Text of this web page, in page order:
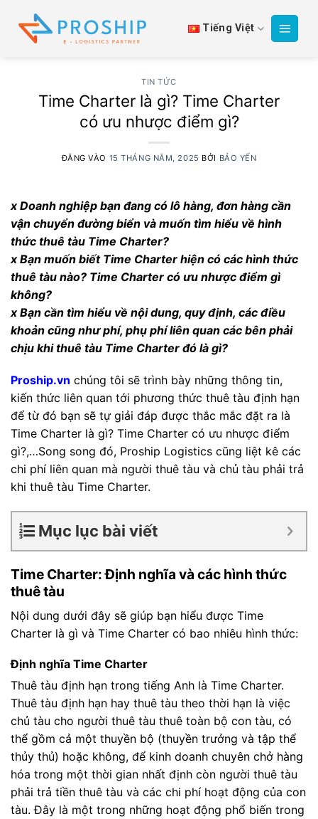
qua
Tiếng Việt
TIN TỨC
Time Charter là gì? Time Charter
có ưu nhược điểm gì?
ĐĂNG VÀO 15 THÁNG NĂM, 2025 BỞI BẢO YẾN
x Doanh nghiệp bạn đang có lô hàng, đơn hàng cần
vận chuyển đường biển và muốn tìm hiểu về hình
thức thuê tàu Time Charter?
x Bạn muốn biết Time Charter hiện có các hình thức
thuê tàu nào? Time Charter có ưu nhược điểm gì
không?
x Bạn cần tìm hiểu về nội dung, quy định, các điều
khoản cũng như phí, phụ phí liên quan các bên phải
chịu khi thuê tàu Time Charter đó là gì?
Proship.vn chúng tôi sẽ trình bày những thông tin,
kiến thức liên quan tới phương thức thuê tàu định hạn
để từ đó bạn sẽ tự giải đáp được thắc mắc đặt ra là
Time Charter là gì? Time Charter có ưu nhược điểm
gì?,…Song song đó, Proship Logistics cũng liệt kê các
chi phí liên quan mà người thuê tàu và chủ tàu phải trả
khi thuê tàu Time Charter.
Mục lục bài viết
Time Charter: Định nghĩa và các hình thức
thuê tàu
Nội dung dưới đây sẽ giúp bạn hiểu được Time
Charter là gì và Time Charter có bao nhiêu hình thức:
Định nghĩa Time Charter
Thuê tàu định hạn trong tiếng Anh là Time Charter.
Thuê tàu định hạn hay thuê tàu theo thời hạn là việc
chủ tàu cho người thuê tàu thuê toàn bộ con tàu, có
thể gồm cả một thuyền bộ (thuyền trưởng và tập thể
thủy thủ) hoặc không, để kinh doanh chuyên chở hàng
hóa trong một thời gian nhất định còn người thuê tàu
phải trả tiền thuê tàu và các chi phí hoạt động của con
tàu. Đây là một trong những hoạt động phổ biến trong